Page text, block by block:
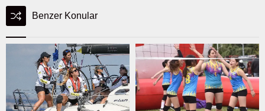
Benzer Konular